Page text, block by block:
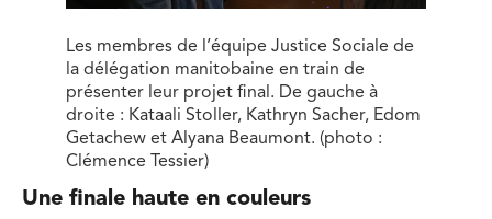
Les membres de l’équipe Justice Sociale de
la délégation manitobaine en train de
présenter leur projet final. De gauche à
droite : Kataali Stoller, Kathryn Sacher, Edom
Getachew et Alyana Beaumont. (photo :
Clémence Tessier)
Une finale haute en couleurs